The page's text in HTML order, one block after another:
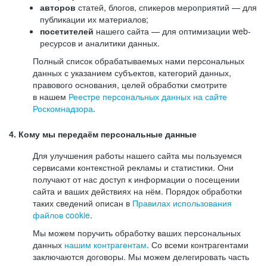
авторов статей, блогов, спикеров мероприятий — для
публикации их материалов;
посетителей нашего сайта — для оптимизации web-
ресурсов и аналитики данных.
Полный список обрабатываемых нами персональных
данных с указанием субъектов, категорий данных,
правового основания, целей обработки смотрите
в нашем Реестре персональных данных на сайте
Роскомнадзора.
4. Кому мы передаём персональные данные
Для улучшения работы нашего сайта мы пользуемся
сервисами контекстной рекламы и статистики. Они
получают от нас доступ к информации о посещении
сайта и ваших действиях на нём. Порядок обработки
таких сведений описан в Правилах использования
файлов cookie.
Мы можем поручить обработку ваших персональных
данных нашим контрагентам. Со всеми контрагентами
заключаются договоры. Мы можем делегировать часть